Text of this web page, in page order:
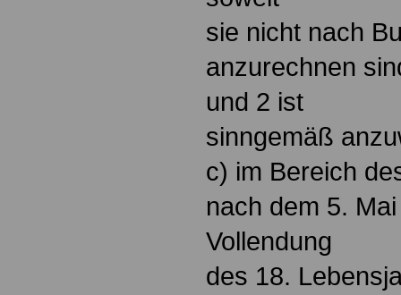
sie nicht nach
anzurechnen
und 2 ist
sinngemäß
c) im Bereich
nach dem 5.
Vollendung
des 18.